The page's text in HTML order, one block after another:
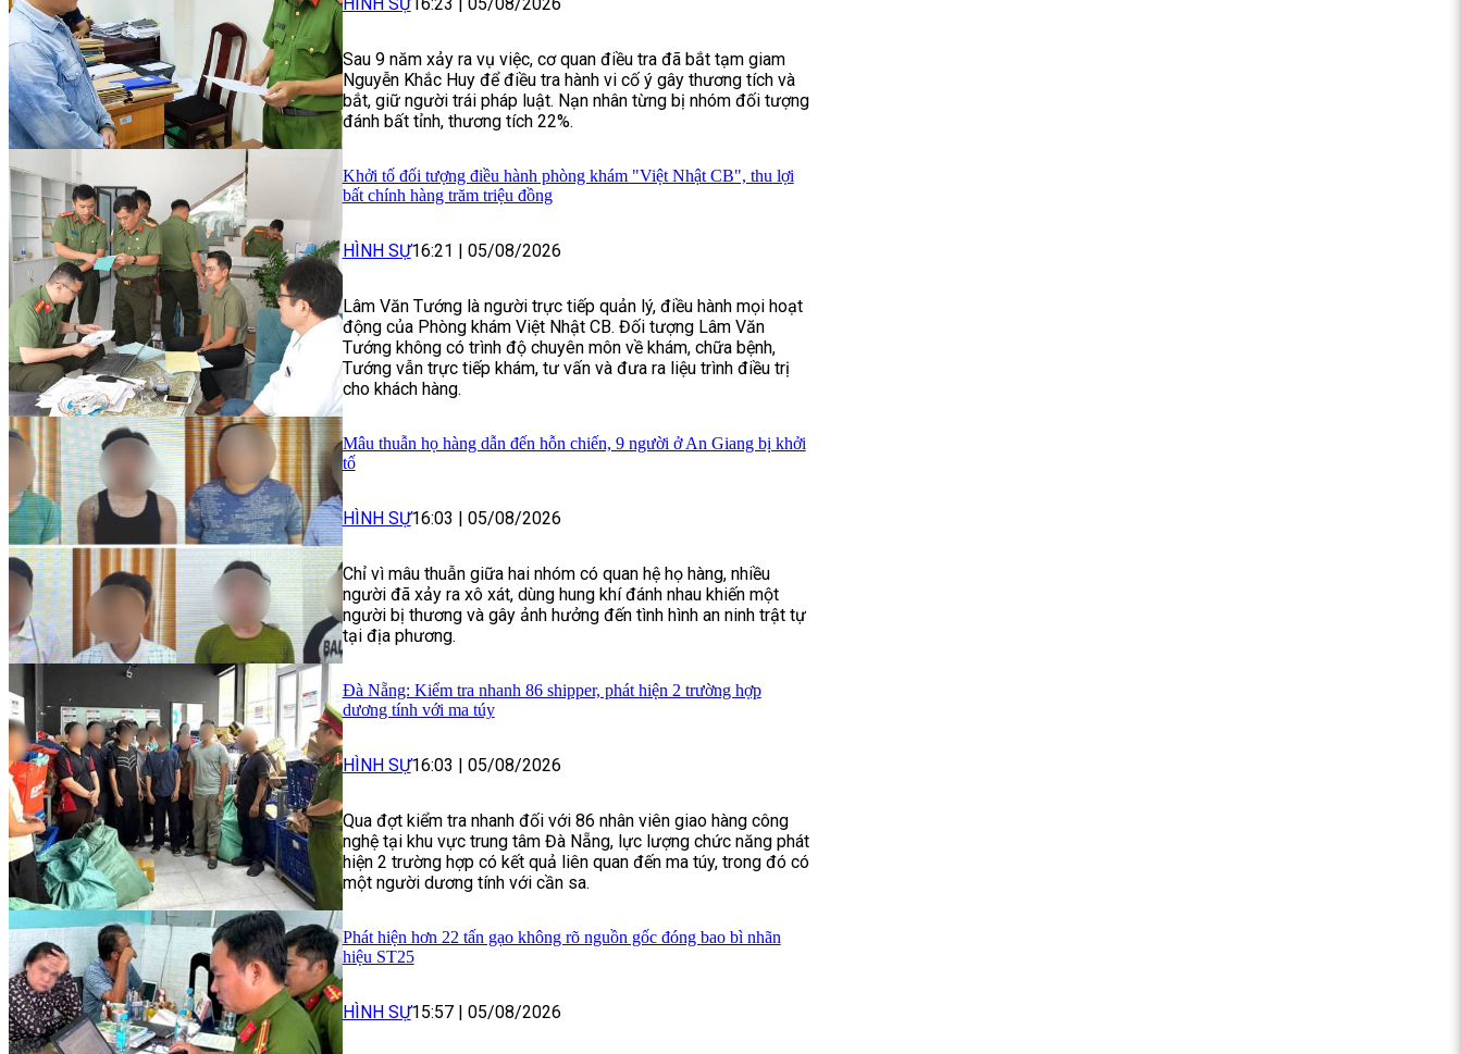
Sau 9 năm xảy ra vụ việc, cơ quan điều tra đã bắt tạm giam
Nguyễn Khắc Huy để điều tra hành vi cố ý gây thương tích và
bắt, giữ người trái pháp luật. Nạn nhân từng bị nhóm đối tượng
đánh bất tỉnh, thương tích 22%.
Khởi tố đối tượng điều hành phòng khám "Việt Nhật CB", thu lợi
bất chính hàng trăm triệu đồng
HÌNH SỰ16:21 | 05/08/2026
Lâm Văn Tướng là người trực tiếp quản lý, điều hành mọi hoạt
động của Phòng khám Việt Nhật CB. Đối tượng Lâm Văn
Tướng không có trình độ chuyên môn về khám, chữa bệnh,
Tướng vẫn trực tiếp khám, tư vấn và đưa ra liệu trình điều trị
cho khách hàng.
Mâu thuẫn họ hàng dẫn đến hỗn chiến, 9 người ở An Giang bị khởi
tố
HÌNH SỰ16:03 | 05/08/2026
Chỉ vì mâu thuẫn giữa hai nhóm có quan hệ họ hàng, nhiều
người đã xảy ra xô xát, dùng hung khí đánh nhau khiến một
người bị thương và gây ảnh hưởng đến tình hình an ninh trật tự
tại địa phương.
Đà Nẵng: Kiểm tra nhanh 86 shipper, phát hiện 2 trường hợp
dương tính với ma túy
HÌNH SỰ16:03 | 05/08/2026
Qua đợt kiểm tra nhanh đối với 86 nhân viên giao hàng công
nghệ tại khu vực trung tâm Đà Nẵng, lực lượng chức năng phát
hiện 2 trường hợp có kết quả liên quan đến ma túy, trong đó có
một người dương tính với cần sa.
Phát hiện hơn 22 tấn gạo không rõ nguồn gốc đóng bao bì nhãn
hiệu ST25
HÌNH SỰ15:57 | 05/08/2026